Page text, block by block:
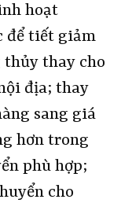
hoạt
để tiết giảm
thủy thay cho
địa; thay
sang giá
hơn trong
phù hợp;
cho